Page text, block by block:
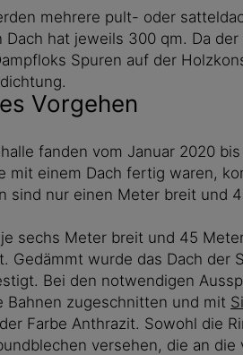
mehrere pult- oder
Dach hat jeweils 300 qm. Da
Spuren auf der
Vorgehen
fanden vom Januar 2020
mit einem Dach fertig waren,
sind nur einen Meter breit und
sechs Meter breit und 45
Gedämmt wurde das Dach
Bei den notwendigen
Bahnen zugeschnitten und mit
Farbe Anthrazit. Sowohl die
versehen, die an